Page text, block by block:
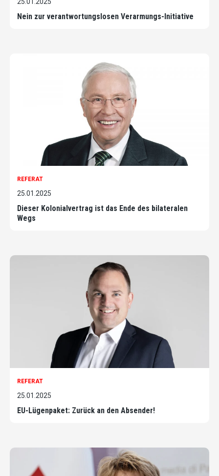
Nein zur verantwortungslosen Verarmungs-Initiative
REFERAT
25.01.2025
Dieser Kolonialvertrag ist das Ende des bilateralen
Wegs
REFERAT
25.01.2025
EU-Lügenpaket: Zurück an den Absender!